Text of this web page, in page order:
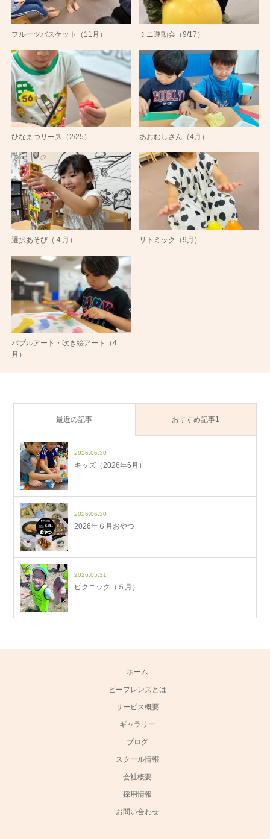
フルーツバスケット（11月） ミニ運動会（9/17）
ひなまつリース（2/25） あおむしさん（4月）
選択あそび（４月） リトミック（9月）
バブルアート・吹き絵アート（4
月）
最近の記事 おすすめ記事1
2026.06.30
キッズ（2026年6月）
2026.06.30
2026年６月おやつ
2026.05.31
ピクニック（５月）
ホーム
ビーフレンズとは
サービス概要
ギャラリー
ブログ
スクール情報
会社概要
採用情報
お問い合わせ